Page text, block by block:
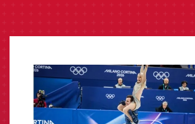
FCB Barcelona badge